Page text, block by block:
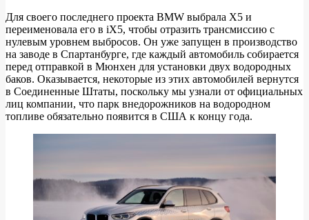
Для своего последнего проекта BMW выбрала X5 и
переименовала его в iX5, чтобы отразить трансмиссию с
нулевым уровнем выбросов. Он уже запущен в производство
на заводе в Спартанбурге, где каждый автомобиль собирается
перед отправкой в ​​Мюнхен для установки двух водородных
баков. Оказывается, некоторые из этих автомобилей вернутся
в Соединенные Штаты, поскольку мы узнали от официальных
лиц компании, что парк внедорожников на водородном
топливе обязательно появится в США к концу года.